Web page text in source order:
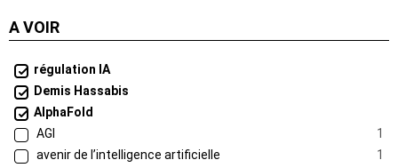
A VOIR
régulation IA
Demis Hassabis
AlphaFold
AGI
1
avenir de l’intelligence artificielle
1